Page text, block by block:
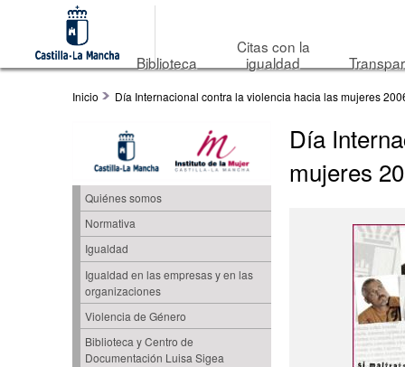
Biblioteca
Citas con la
igualdad
Inicio Día Internacional contra la violencia hacia las mujeres
Quiénes somos
Normativa
Igualdad
Igualdad en las empresas y en las
organizaciones
Violencia de Género
Biblioteca y Centro de
Documentación Luisa Sigea
Día
mujeres